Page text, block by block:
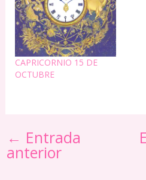
tirar la toalla o cerrar la
puerta, o lo que sea
mejor para ti. No eres
una persona que
acostumbre estar
pidiendo, estar rogando.…
CAPRICORNIO 15 DE
OCTUBRE
← Entrada
anterior